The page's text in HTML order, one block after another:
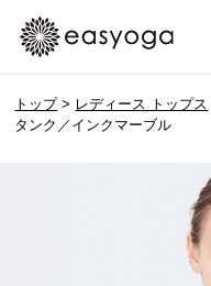
トップ> レディース トップス
タンク／インクマーブル